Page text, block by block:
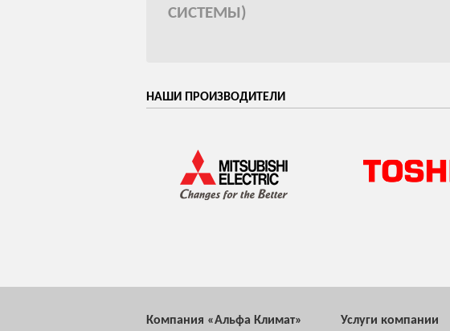
СИСТЕМЫ)
НАШИ ПРОИЗВОДИТЕЛИ
Компания «Альфа Климат» Услуги компании